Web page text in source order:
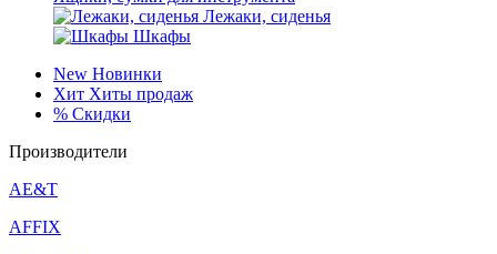
Лежаки, сиденья
Шкафы
New Новинки
Хит Хиты продаж
% Скидки
Производители
AE&T
AFFIX